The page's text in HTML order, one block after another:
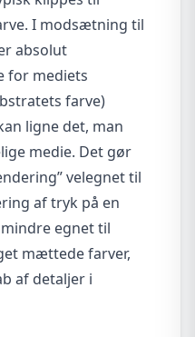
I modsætning til
absolut
for mediets
farve)
ligne det, man
medie. Det gør
velegnet til
af tryk på en
egnet til
mættede farver,
af detaljer i